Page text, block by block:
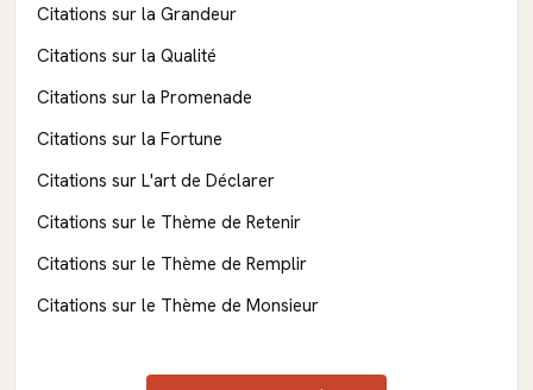
Citations sur la Grandeur
Citations sur la Qualité
Citations sur la Promenade
Citations sur la Fortune
Citations sur L'art de Déclarer
Citations sur le Thème de Retenir
Citations sur le Thème de Remplir
Citations sur le Thème de Monsieur